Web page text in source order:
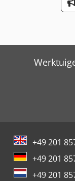
+49 201
+49 201
+49 201